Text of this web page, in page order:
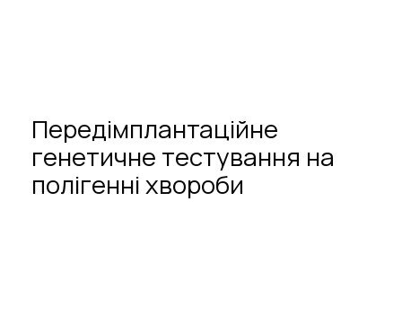
Передімплантаційне
генетичне тестування на
полігенніхвороби